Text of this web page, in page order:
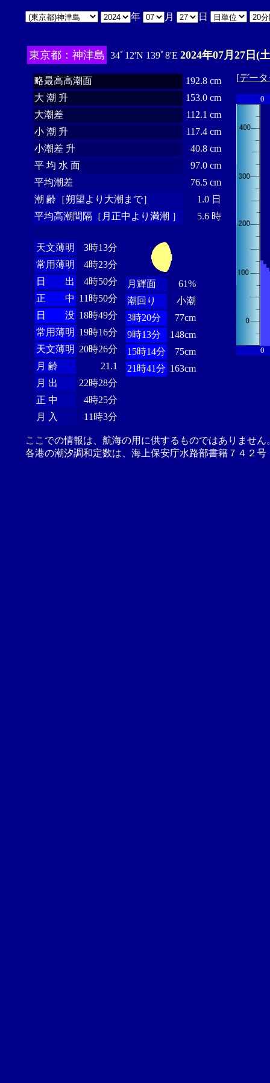
年 月 日
東京都：神津島 34ﾟ12'N 139ﾟ8'E 2024年07月27日(
略最高高潮面
192.8 cm
大 潮 升
153.0 cm
大潮差
112.1 cm
小 潮 升
117.4 cm
小潮差 升
40.8 cm
平 均 水 面
97.0 cm
平均潮差
76.5 cm
潮 齢［朔望より大潮まで］
1.0 日
平均高潮間隔［月正中より満潮 ］
5.6 時
天文薄明
3時13分
常用薄明
4時23分
日 出
4時50分
正 中 11時50分
日 没 18時49分
常用薄明 19時16分
天文薄明 20時26分
月 齢
21.1
月 出
22時28分
正 中
4時25分
月 入
11時3分
月輝面
61%
潮回り
小潮
3時20分
77cm
9時13分
148cm
15時14分
75cm
21時41分 163cm
[デー
0
0
ここでの情報は、航海の用に供するものではありませ
各港の潮汐調和定数は、海上保安庁水路部書籍７４２